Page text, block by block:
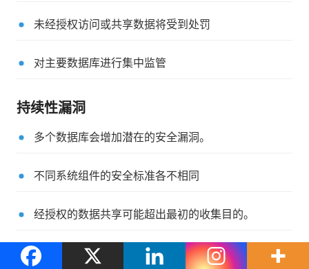
未经授权访问或共享数据将受到处罚
对主要数据库进行集中监管
持续性漏洞
多个数据库会增加潜在的安全漏洞。
不同系统组件的安全标准各不相同
经授权的数据共享可能超出最初的收集目的。
个人对数据泄露的追索权有限